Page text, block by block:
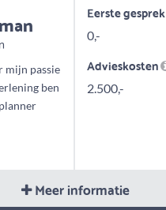
mijn passie
ben
Eerste gesprek
0,-
Advieskosten
2.500,-
Meer informatie